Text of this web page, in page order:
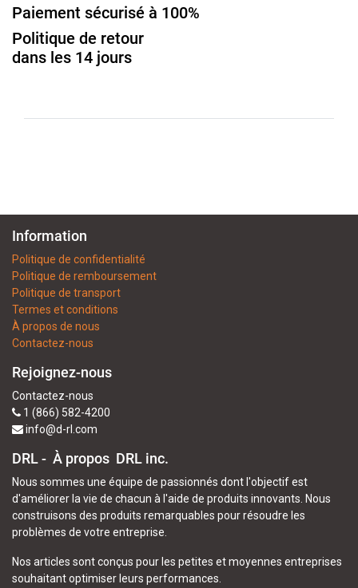
Paiement sécurisé à 100%
Politique de retour
dans les 14 jours
Information
Politique de confidentialité
Politique de remboursement
Politique de transport
Termes et conditions
À propos de nous
Contactez-nous
Rejoignez-nous
Contactez-nous
1 (866) 582-4200
info@d-rl.com
DRL - À propos DRL inc.
Nous sommes une équipe de passionnés dont l'objectif est
d'améliorer la vie de chacun à l'aide de produits innovants. Nous
construisons des produits remarquables pour résoudre les
problèmes de votre entreprise.
Nos articles sont conçus pour les petites et moyennes entreprises
souhaitant optimiser leurs performances.